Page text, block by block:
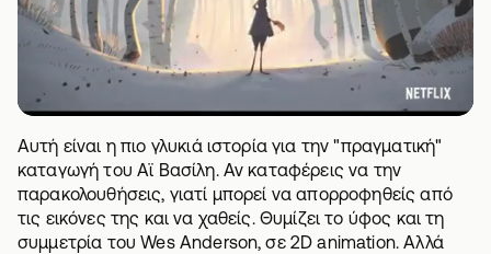
Αυτή είναι η πιο γλυκιά ιστορία για την "πραγματική"
καταγωγή του Αϊ Βασίλη. Αν καταφέρεις να την
παρακολουθήσεις, γιατί μπορεί να απορροφηθείς από
τις εικόνες της και να χαθείς. Θυμίζει το ύφος και τη
συμμετρία του Wes Anderson, σε 2D animation. Αλλά